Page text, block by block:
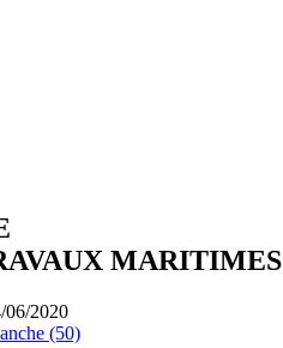
MARITIMES
06/2020
(50)